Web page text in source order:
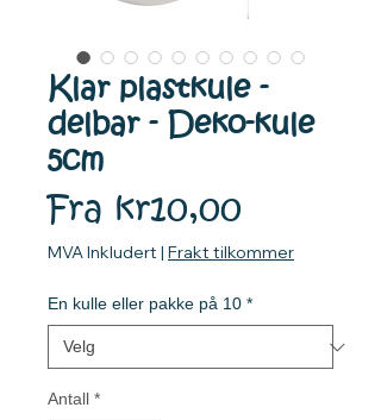
Klar plastkule -
delbar - Deko-kule
5cm
Fra kr10,00
MVA Inkludert | Frakt tilkommer
En kulle eller pakke på 10 *
Antall *